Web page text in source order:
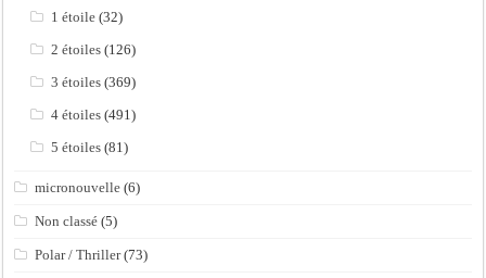
1 étoile (32)
2 étoiles (126)
3 étoiles (369)
4 étoiles (491)
5 étoiles (81)
micronouvelle (6)
Non classé (5)
Polar / Thriller(73)